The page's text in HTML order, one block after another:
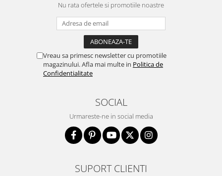
Nu rata ofertele si promotiile noastre
Vreau sa primesc newsletter cu promotiile
magazinului. Afla mai multe in Politica de
Confidentialitate
SOCIAL
Urmareste-ne in social media
SUPORT CLIENTI